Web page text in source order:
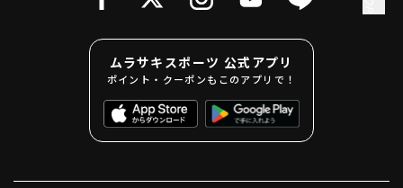
ムラサキスポーツ 公式アプリ
ポイント・クーポンもこのアプリで！